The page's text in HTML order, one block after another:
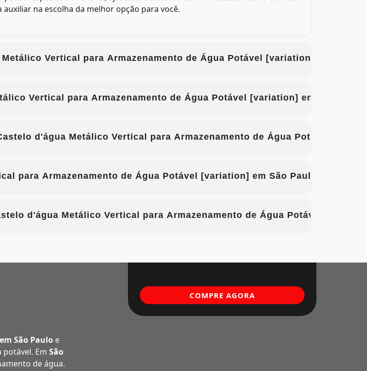
na escolha da melhor opção para você.
Vertical para Armazenamento de Água Potável [variation] em São
Vertical para Armazenamento de Água Potável [variation] em São
d'água Metálico Vertical para Armazenamento de Água Potável
para Armazenamento de Água Potável [variation] em São Paulo são
d'água Metálico Vertical para Armazenamento de Água Potável
São Paulo e
Em São
de água.
COMPRE AGORA